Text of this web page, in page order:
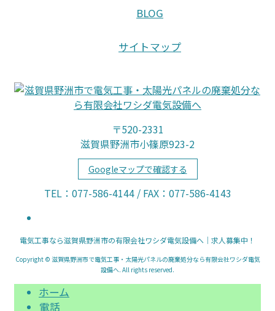
BLOG
サイトマップ
〒520-2331
滋賀県野洲市小篠原923-2
Googleマップで確認する
TEL：077-586-4144 / FAX：077-586-4143
電気工事なら滋賀県野洲市の有限会社ワシダ電気設備へ｜求人募集中！
Copyright © 滋賀県野洲市で電気工事・太陽光パネルの廃棄処分なら有限会社ワシダ電気
設備へ. All rights reserved.
ホーム
電話